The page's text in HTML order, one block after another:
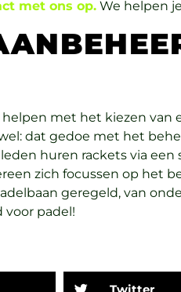
met ons op. We helpen
helpen met het kiezen van
dat gedoe met het
huren rackets via
zich focussen op het
geregeld, van
padel!